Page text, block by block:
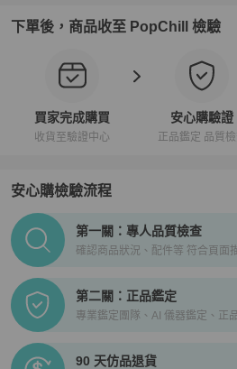
下單後，商品收至 PopChill 檢驗
買家完成購買
收貨至驗證中心
安心購驗證
正品鑑定 品質
安心購檢驗流程
PopChill拍拍圈正品驗證、安心購
第一關：專人品質檢查
確認商品狀況、配件等 符合頁面
第二關：正品鑑定
專業鑑定團隊、AI 儀器鑑定、正
90 天仿品退貨